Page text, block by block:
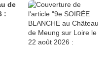
de
: